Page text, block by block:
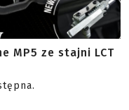
MP5 ze stajni LCT